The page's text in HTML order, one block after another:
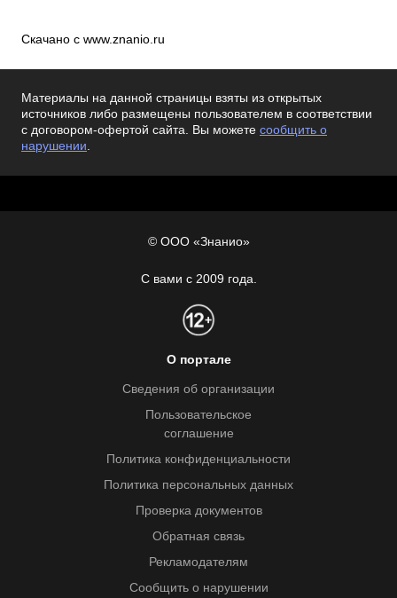
Скачано с www.znanio.ru
Материалы на данной страницы взяты из открытых
источников либо размещены пользователем в соответствии
с договором-офертой сайта. Вы можете сообщить о
нарушении.
© ООО «Знанио»
С вами с 2009 года.
О портале
Сведения об организации
Пользовательское
соглашение
Политика конфиденциальности
Политика персональных данных
Проверка документов
Обратная связь
Рекламодателям
Сообщить о нарушении